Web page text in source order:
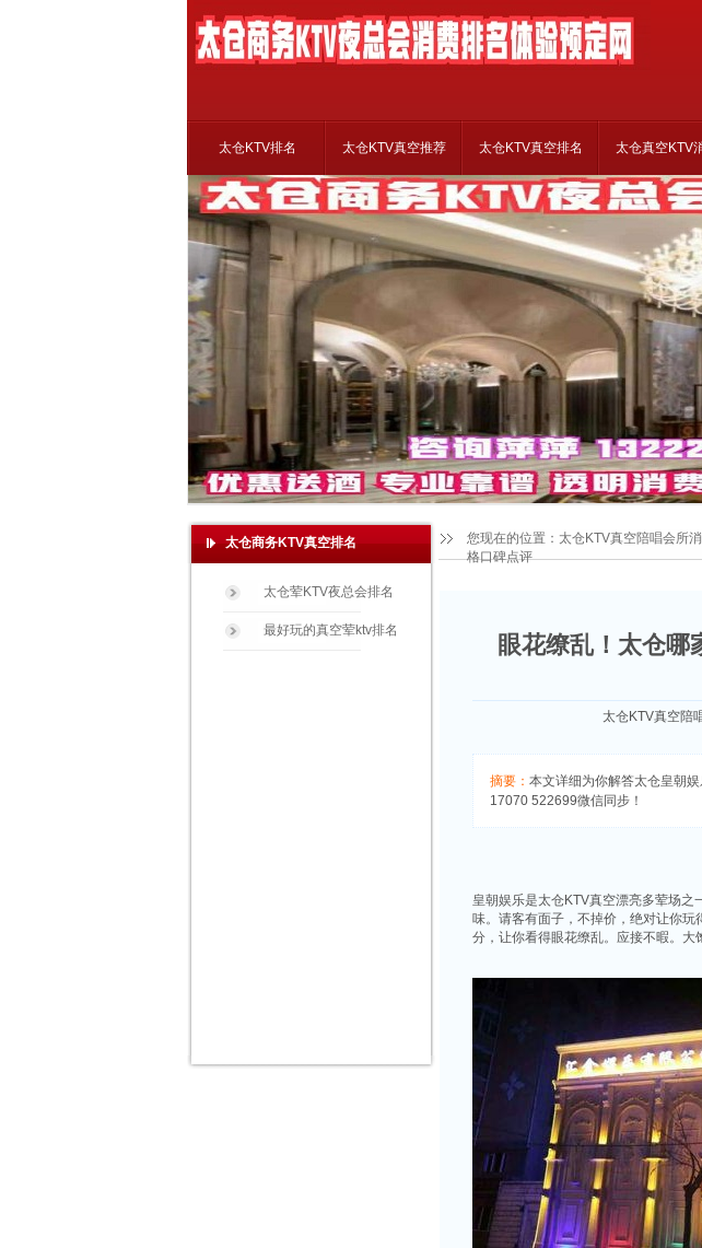
太仓KTV排名 太仓KTV真空推荐 太仓KTV真空排名 太仓真空KTV
您现在的位置： 太仓KTV真空陪唱会所
格口碑点评
眼花缭乱！太仓
太仓KTV真空
摘要： 本文详细为你解答太仓皇朝
17070 522699微信同步！
皇朝娱乐是太仓KTV真空漂亮多荤场
味。请客有面子，不掉价，绝对让你
分，让你看得眼花缭乱。应接不暇。大
太仓商务KTV真空排名
太仓荤KTV夜总会排名
最好玩的真空荤ktv排名